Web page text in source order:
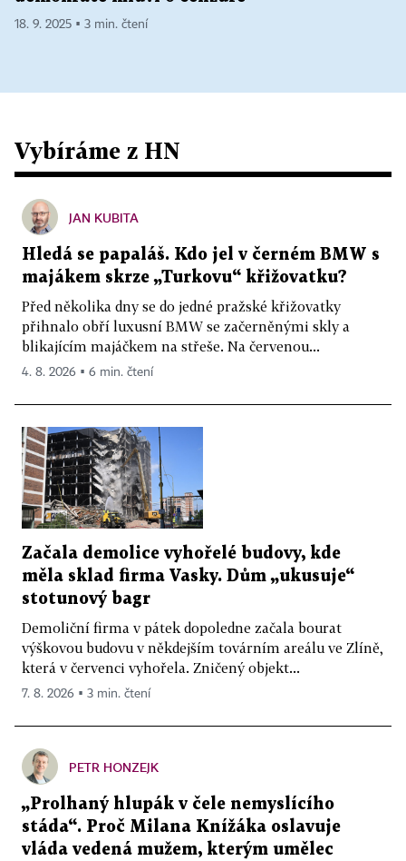
18. 9. 2025 ▪ 3 min. čtení
Vybíráme z HN
JAN KUBITA
Hledá se papaláš. Kdo jel v černém BMW s
majákem skrze „Turkovu“ křižovatku?
Před několika dny se do jedné pražské křižovatky
přihnalo obří luxusní BMW se začerněnými skly a
blikajícím majáčkem na střeše. Na červenou...
4. 8. 2026 ▪ 6 min. čtení
Začala demolice vyhořelé budovy, kde
měla sklad firma Vasky. Dům „ukusuje“
stotunový bagr
Demoliční firma v pátek dopoledne začala bourat
výškovou budovu v někdejším továrním areálu ve Zlíně,
která v červenci vyhořela. Zničený objekt...
7. 8. 2026 ▪ 3 min. čtení
PETR HONZEJK
„Prolhaný hlupák v čele nemyslícího
stáda“. Proč Milana Knížáka oslavuje
vláda vedená mužem, kterým umělec